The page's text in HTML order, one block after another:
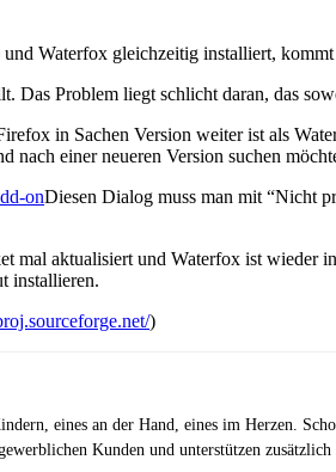
Waterfox gleichzeitig installiert,
Das Problem liegt schlicht daran, das
in Sachen Version weiter ist als
nach einer neueren Version suchen
Diesen Dialog muss man mit “Nicht
mal aktualisiert und Waterfox ist wieder
installieren.
)
eines an der Hand, eines im Herzen.
Kunden und unterstützen zusätzlich